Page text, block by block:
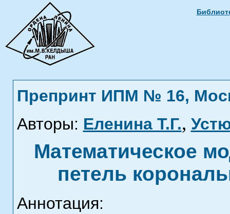
Препринт ИПМ № 16,
Авторы: Еленина Т.Г.,
Математическое
петель
Аннотация: